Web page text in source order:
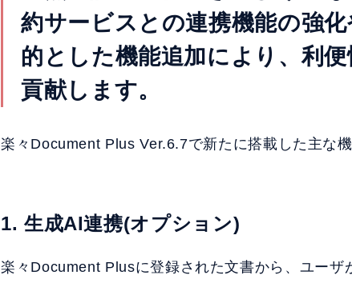
約サービスとの連携機能の強
的とした機能追加により、利
貢献します。
楽々Document Plus Ver.6.7で新たに搭載した主な機
1. 生成AI連携(オプション)
楽々Document Plusに登録された文書から、ユー